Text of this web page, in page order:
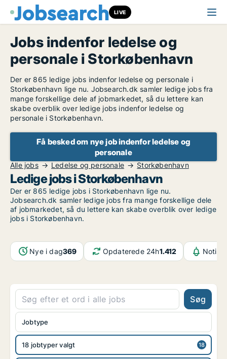
LIVE
Jobs indenfor ledelse og
personale i Storkøbenhavn
Der er 865 ledige jobs indenfor ledelse og personale i
Storkøbenhavn lige nu. Jobsearch.dk samler ledige jobs fra
mange forskellige dele af jobmarkedet, så du lettere kan
skabe overblik over ledige jobs indenfor ledelse og
personale i Storkøbenhavn.
Få besked om nye job indenfor ledelse og
personale
Alle jobs Ledelse og personale Storkøbenhavn
Ledige jobs i Storkøbenhavn
Der er 865 ledige jobs i Storkøbenhavn lige nu.
Jobsearch.dk samler ledige jobs fra mange forskellige dele
af jobmarkedet, så du lettere kan skabe overblik over ledige
jobs i Storkøbenhavn.
Nye i dag369 Opdaterede 24h1.412
Søg
18 jobtyper valgt
Jobtype